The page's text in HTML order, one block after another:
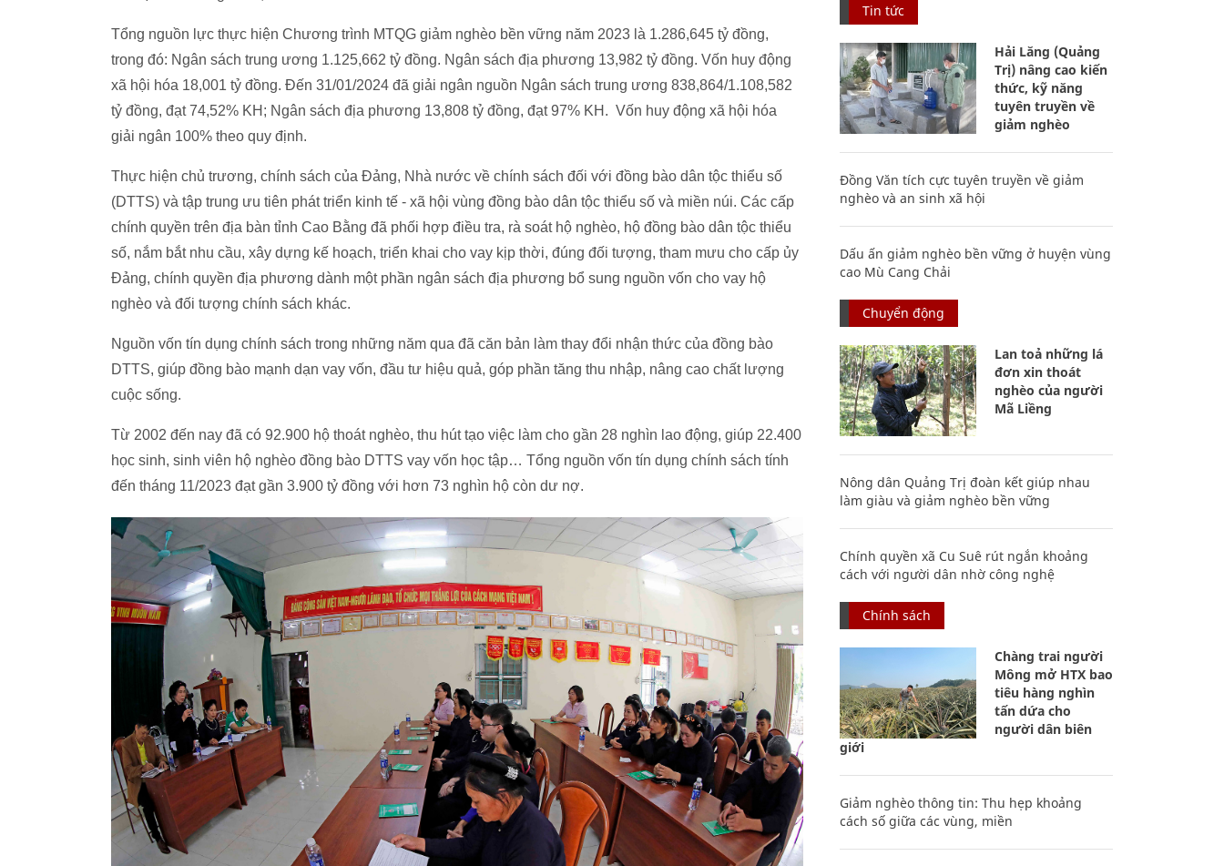
Tổng nguồn lực thực hiện Chương trình MTQG giảm nghèo bền vững năm 2023 là 1.286,645 tỷ đồng,
trong đó: Ngân sách trung ương 1.125,662 tỷ đồng. Ngân sách địa phương 13,982 tỷ đồng. Vốn huy động
xã hội hóa 18,001 tỷ đồng. Đến 31/01/2024 đã giải ngân nguồn Ngân sách trung ương 838,864/1.108,582
tỷ đồng, đạt 74,52% KH; Ngân sách địa phương 13,808 tỷ đồng, đạt 97% KH. Vốn huy động xã hội hóa
giải ngân 100% theo quy định.
Thực hiện chủ trương, chính sách của Đảng, Nhà nước về chính sách đối với đồng bào dân tộc thiểu số
(DTTS) và tập trung ưu tiên phát triển kinh tế - xã hội vùng đồng bào dân tộc thiểu số và miền núi. Các cấp
chính quyền trên địa bàn tỉnh Cao Bằng đã phối hợp điều tra, rà soát hộ nghèo, hộ đồng bào dân tộc thiểu
số, nắm bắt nhu cầu, xây dựng kế hoạch, triển khai cho vay kịp thời, đúng đối tượng, tham mưu cho cấp ủy
Đảng, chính quyền địa phương dành một phần ngân sách địa phương bổ sung nguồn vốn cho vay hộ
nghèo và đối tượng chính sách khác.
Nguồn vốn tín dụng chính sách trong những năm qua đã căn bản làm thay đổi nhận thức của đồng bào
DTTS, giúp đồng bào mạnh dạn vay vốn, đầu tư hiệu quả, góp phần tăng thu nhập, nâng cao chất lượng
cuộc sống.
Từ 2002 đến nay đã có 92.900 hộ thoát nghèo, thu hút tạo việc làm cho gần 28 nghìn lao động, giúp 22.400
học sinh, sinh viên hộ nghèo đồng bào DTTS vay vốn học tập… Tổng nguồn vốn tín dụng chính sách tính
đến tháng 11/2023 đạt gần 3.900 tỷ đồng với hơn 73 nghìn hộ còn dư nợ.
Tin tức
Hải Lăng (Quảng
Trị) nâng cao kiến
thức, kỹ năng
tuyên truyền về
giảm nghèo
Đồng Văn tích cực tuyên truyền về giảm
nghèo và an sinh xã hội
Dấu ấn giảm nghèo bền vững ở huyện vùng
cao Mù Cang Chải
Chuyển động
Lan toả những lá
đơn xin thoát
nghèo của người
Mã Liềng
Nông dân Quảng Trị đoàn kết giúp nhau
làm giàu và giảm nghèo bền vững
Chính quyền xã Cu Suê rút ngắn khoảng
cách với người dân nhờ công nghệ
Chính sách
Chàng trai người
Mông mở HTX bao
tiêu hàng nghìn
tấn dứa cho
người dân biên
giới
Giảm nghèo thông tin: Thu hẹp khoảng
cách số giữa các vùng, miền